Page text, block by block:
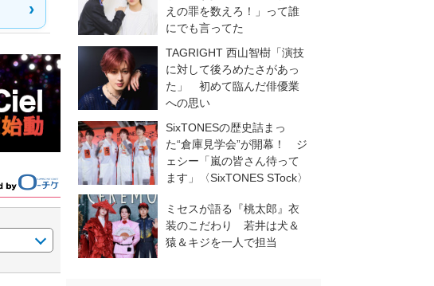
えの罪を数えろ！」って誰
にでも言ってた
TAGRIGHT 西山智樹「演技
に対して後ろめたさがあっ
た」 初めて臨んだ俳優業
への思い
SixTONESの歴史詰まっ
た“倉庫見学会”が開幕！ ジ
ェシー「嵐の皆さん待って
ます」〈SixTONES STock〉
ミセスが語る『桃太郎』衣
装のこだわり 若井は犬＆
猿＆キジを一人で担当